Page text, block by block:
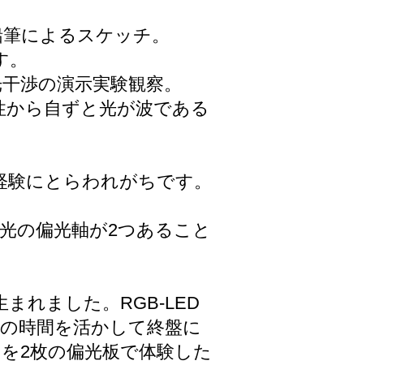
によるスケッチ。
渉の演示実験観察。
ら自ずと光が波である
にとらわれがちです。
の偏光軸が2つあること
まれました。RGB-LED
時間を活かして終盤に
2枚の偏光板で体験した